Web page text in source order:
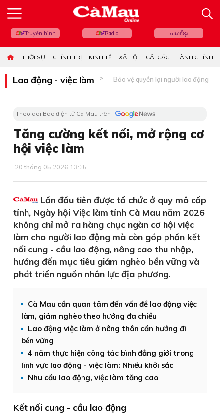
Truyền hình Radio ភាសាខ្មែរ
THỜI SỰ CHÍNH TRỊ KINH TẾ XÃ HỘI CẢI CÁCH HÀNH CHÍNH
Lao động - việc làm Bảo vệ quyền lợi người lao động
Theo dõi Báo điện tử Cà Mau trên
Tăng cường kết nối, mở rộng cơ
hội việc làm
20 tháng 05 2026 13:35
Lần đầu tiên được tổ chức ở quy mô cấp
tỉnh, Ngày hội Việc làm tỉnh Cà Mau năm 2026
không chỉ mở ra hàng chục ngàn cơ hội việc
làm cho người lao động mà còn góp phần kết
nối cung - cầu lao động, nâng cao thu nhập,
hướng đến mục tiêu giảm nghèo bền vững và
phát triển nguồn nhân lực địa phương.
Cà Mau cần quan tâm đến vấn đề lao động việc
làm, giảm nghèo theo hướng đa chiều
Lao động việc làm ở nông thôn cần hướng đi
bền vững
4 năm thực hiện công tác bình đẳng giới trong
lĩnh vực lao động - việc làm: Nhiều khởi sắc
Nhu cầu lao động, việc làm tăng cao
Kết nối cung - cầu lao động